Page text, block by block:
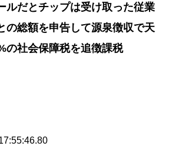
ルだとチップは受け取った従業
の総額を申告して源泉徴収で天
の社会保障税を追徴課税